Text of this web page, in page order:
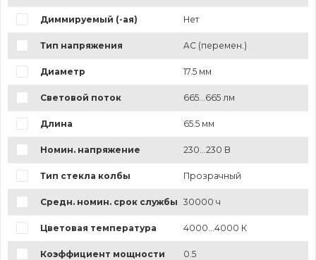
Диммируемый (-ая) Нет
Тип напряжения AC (перемен.)
Диаметр 17.5 мм
Световой поток 665...665 лм
Длина 65.5 мм
Номин. напряжение 230...230 В
Тип стекла колбы Прозрачный
Средн. номин. срок службы 30000 ч
Цветовая температура 4000...4000 К
Коэффициент мощности 0.5